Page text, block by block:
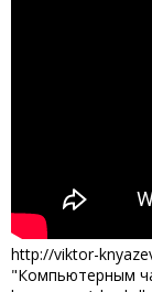
http://viktor-
"Компьютерным